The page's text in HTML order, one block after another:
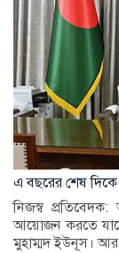
এ বছরের শেষ দিকে
নিজস্ব প্রতিবেদক:
আয়োজন করতে
মুহাম্মদ ইউনূস।